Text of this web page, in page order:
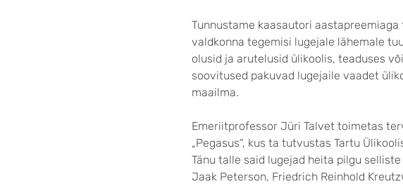
Tunnustame kaasautori
valdkonna tegemisi lugejale lähemale
olusid ja arutelusid ülikoolis, teaduses
soovitused pakuvad lugejaile vaadet
maailma.
Emeriitprofessor Jüri Talvet toimetas
„Pegasus“, kus ta tutvustas Tartu
Tänu talle said lugejad heita pilgu
Jaak Peterson, Friedrich Reinhold